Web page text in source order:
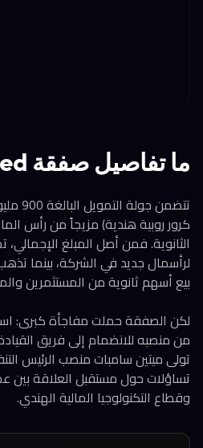
ما تفاصيل صفقة Cred الضخمة؟
كرور روبية هندية) مزيجاً من رأس
بيع أسهم ثانوية من المستثمرين
لكن الصفقة حملت مفاجأة كبرى:
تولى ميتين سامبات منصب الرئيس
تساؤلات حول مستقبل العلاقة بين
وقطاع التكنولوجيا المالية الهندي.